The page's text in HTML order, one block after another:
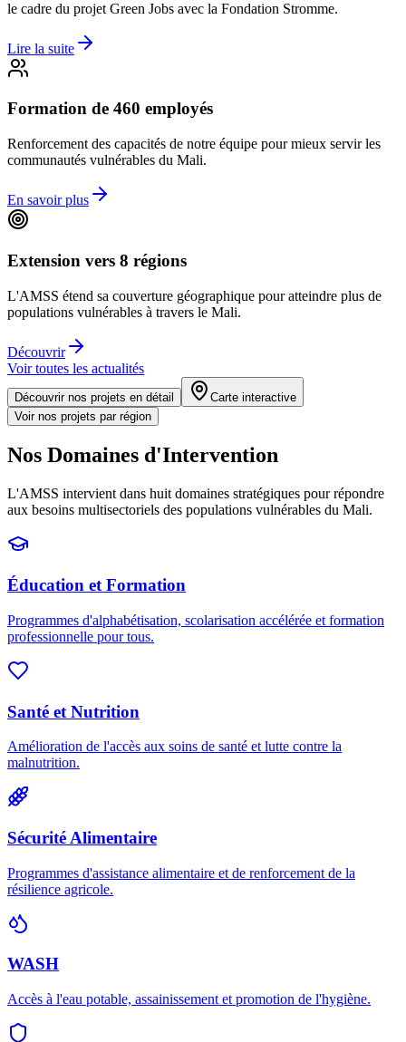
le cadre du projet Green Jobs avec la Fondation Stromme.
Lire la suite
Formation de 460 employés
Renforcement des capacités de notre équipe pour mieux servir les
communautés vulnérables du Mali.
En savoir plus
Extension vers 8 régions
L'AMSS étend sa couverture géographique pour atteindre plus de
populations vulnérables à travers le Mali.
Découvrir
Voir toutes les actualités
Découvrir nos projets en détail
Carte interactive
Voir nos projets par région
Nos Domaines d'Intervention
L'AMSS intervient dans huit domaines stratégiques pour répondre
aux besoins multisectoriels des populations vulnérables du Mali.
Éducation et Formation
Programmes d'alphabétisation, scolarisation accélérée et formation
professionnelle pour tous.
Santé et Nutrition
Amélioration de l'accès aux soins de santé et lutte contre la
malnutrition.
Sécurité Alimentaire
Programmes d'assistance alimentaire et de renforcement de la
résilience agricole.
WASH
Accès à l'eau potable, assainissement et promotion de l'hygiène.